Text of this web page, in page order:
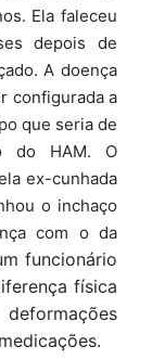
Ela faleceu
depois de
A doença
configurada a
que seria de
do HAM. O
ex-cunhada
o inchaço
com o da
funcionário
física